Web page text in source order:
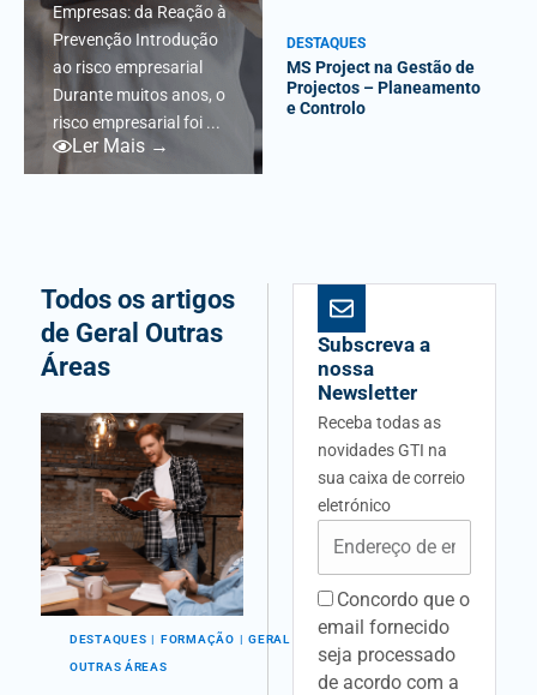
Empresas: da Reação à
Prevenção Introdução
ao risco empresarial
Durante muitos anos, o
risco empresarial foi ...
Ler Mais →
DESTAQUES
MS Project na Gestão de
Projectos – Planeamento
e Controlo
Todos os artigos
de Geral Outras
Áreas
DESTAQUES FORMAÇÃO GERAL
OUTRAS ÁREAS
Subscreva a
nossa
Newsletter
Receba todas as
novidades GTI na
sua caixa de correio
eletrónico
acceptancefieldid
Concordo que o
email fornecido
seja processado
de acordo com a